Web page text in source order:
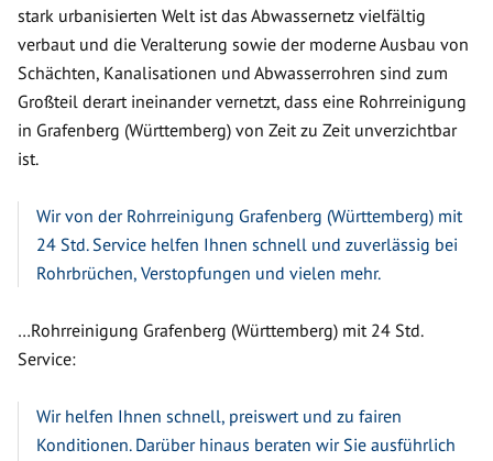
stark urbanisierten Welt ist das Abwassernetz vielfältig
verbaut und die Veralterung sowie der moderne Ausbau von
Schächten, Kanalisationen und Abwasserrohren sind zum
Großteil derart ineinander vernetzt, dass eine Rohrreinigung
in Grafenberg (Württemberg) von Zeit zu Zeit unverzichtbar
ist.
Wir von der Rohrreinigung Grafenberg (Württemberg) mit
24 Std. Service helfen Ihnen schnell und zuverlässig bei
Rohrbrüchen, Verstopfungen und vielen mehr.
…Rohrreinigung Grafenberg (Württemberg) mit 24 Std.
Service:
Wir helfen Ihnen schnell, preiswert und zu fairen
Konditionen. Darüber hinaus beraten wir Sie ausführlich